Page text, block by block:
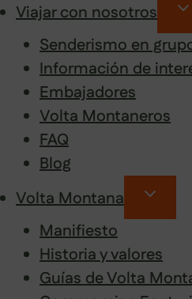
Viajar con nosotros
Senderismo en
Información de
Embajadores
Volta Montaneros
FAQ
Blog
Volta Montana
Manifiesto
Historia y valores
Guías de Volta